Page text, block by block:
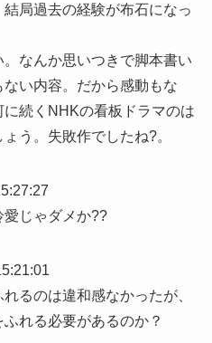
局過去の経験が布石になっ
なんか思いつきで脚本書い
い内容。だから感動もな
続くNHKの看板ドラマのは
う。失敗作でしたね?。
じゃダメか??
るのは違和感なかったが、
れる必要があるのか？